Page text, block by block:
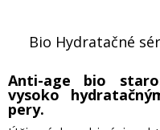
Bio Hydratačné
Anti-age bio
vysoko
pery.